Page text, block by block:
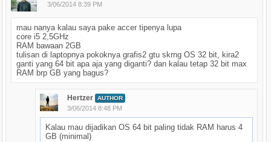
3/06/2014 8:39 PM
mau nanya kalau saya pake accer tipenya lupa
core i5 2,5GHz
RAM bawaan 2GB
tulisan di laptopnya pokoknya grafis2 gtu skrng OS 32 bit, kira2
ganti yang 64 bit apa aja yang diganti? dan kalau tetap 32 bit max
RAM brp GB yang bagus?
Hertzer AUTHOR
3/06/2014 8:48 PM
Kalau mau dijadikan OS 64 bit paling tidak RAM harus 4
GB (minimal)